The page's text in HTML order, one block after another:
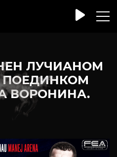
ЛУЧИАНОМ
ПОЕДИНКОМ
ВОРОНИНА.